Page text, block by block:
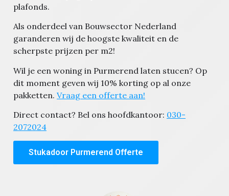
plafonds.
Als onderdeel van Bouwsector Nederland
garanderen wij de hoogste kwaliteit en de
scherpste prijzen per m2!
Wil je een woning in Purmerend laten stucen? Op
dit moment geven wij 10% korting op al onze
pakketten. Vraag een offerte aan!
Direct contact? Bel ons hoofdkantoor: 030-
2072024
Stukadoor Purmerend Offerte